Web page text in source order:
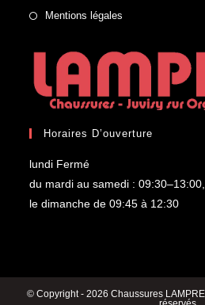
Mentions légales
Horaires D’ouverture
lundi Fermé
du mardi au samedi :
le dimanche de 09:45 à 12:30
© Copyright - 2026 Chaussures